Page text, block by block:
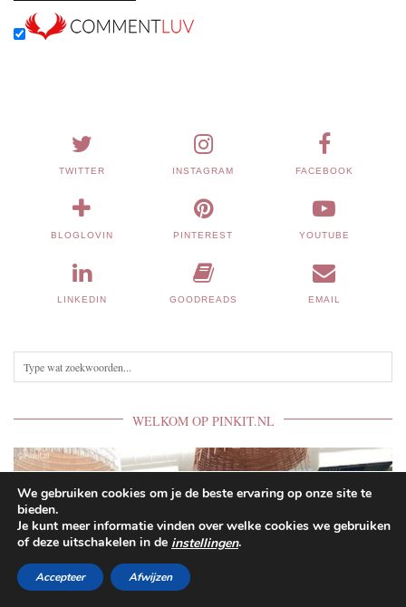
TWITTER INSTAGRAM FACEBOOK
BLOGLOVIN PINTEREST YOUTUBE
LINKEDIN GOODREADS EMAIL
WELKOM OP PINKIT.NL
We gebruiken cookies om je de beste ervaring op onze site te
bieden.
Je kunt meer informatie vinden over welke cookies we gebruiken
of deze uitschakelen in de instellingen.
Accepteer Afwijzen